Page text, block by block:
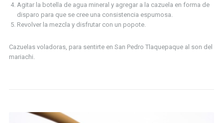
Agitar la botella de agua mineral y agregar a la cazuela en forma de
disparo para que se cree una consistencia espumosa.
Revolver la mezcla y disfrutar con un popote.
Cazuelas voladoras, para sentirte en San Pedro Tlaquepaque al son del
mariachi.